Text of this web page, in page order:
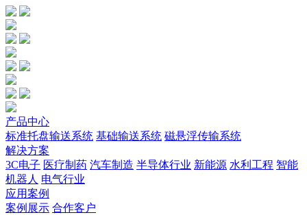
产品中心
标准托盘输送系统 基础输送系统 磁悬浮传输系统
解决方案
3C电子 医疗制药 汽车制造 半导体行业 新能源 水利工程 智能
机器人 电气行业
应用案例
案例展示 合作客户